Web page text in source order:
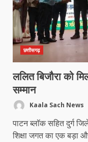
छत्तीसगढ़
ललित बिजौरा को
सम्मान
Kaala Sach News
पाटन ब्लॉक सहित दुर्ग
शिक्षा जगत का एक बड़ा